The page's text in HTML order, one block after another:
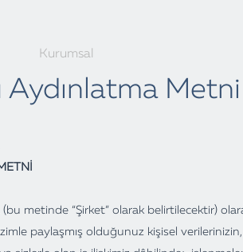
Kurumsal
Aydınlatma Metni
(bu metinde “Şirket” olarak belirtilecektir)
paylaşmış olduğunuz kişisel